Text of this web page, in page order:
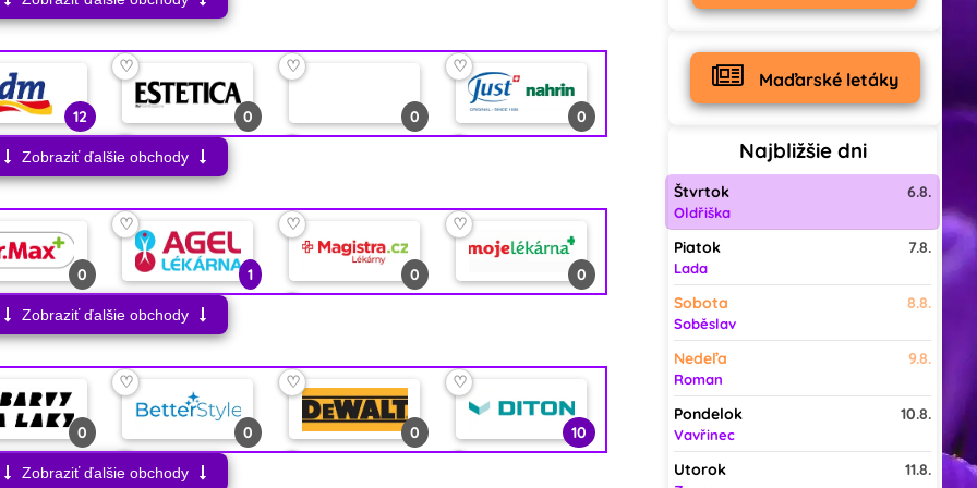
4 0
♡
0
0 0 0 0
0 13
♡
0
♡
0
♡
1 2
♡
11 0
0 1
♡
0
♡
1
♡
0
♡
0 0
0
12 0
♡
0
♡
0
♡
0
♡
Zobraziť ďalšie obchody
0 1
♡
0
♡
0
♡
Zobraziť ďalšie obchody
0 0
♡
0
♡
10
♡
Zobraziť ďalšie obchody
Maďarské letáky
Najbližšie dni
Štvrtok 6.8.
Oldřiška
Piatok 7.8.
Lada
Sobota 8.8.
Soběslav
Nedeľa 9.8.
Roman
Pondelok 10.8.
Vavřinec
Utorok 11.8.